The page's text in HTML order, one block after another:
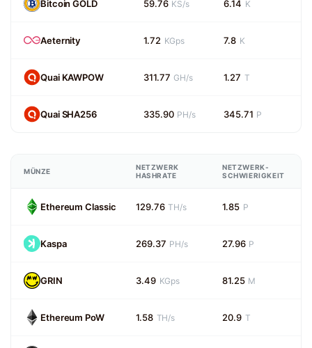
Bitcoin GOLD 59.76 KS/s 6.14 K
Aeternity 1.72 KGps 7.8 K
Quai KAWPOW 311.77 GH/s 1.27 T
Quai SHA256 335.90 PH/s 345.71 P
MÜNZE
NETZWERK
HASHRATE
NETZWERK-
SCHWIERIGKEIT
Ethereum Classic 129.76 TH/s 1.85 P
Kaspa 269.37 PH/s 27.96 P
GRIN 3.49 KGps 81.25 M
Ethereum PoW 1.58 TH/s 20.9 T